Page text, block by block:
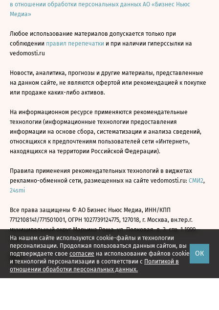
На нашем сайте используются cookie-файлы и технологии
персонализации. Продолжая пользоваться данным сайтом, вы
подтверждаете свое согласие на использование файлов cookie
и технологий персонализации в соответствии с Политикой в
отношении обработки персональных данных.
ОК
в отношении обработки персональных данных АО «Бизнес Ньюс
Медиа»
Любое использование материалов допускается только при
соблюдении правил перепечатки и при наличии гиперссылки на
vedomosti.ru
Новости, аналитика, прогнозы и другие материалы, представленные
на данном сайте, не являются офертой или рекомендацией к покупке
или продаже каких-либо активов.
На информационном ресурсе применяются рекомендательные
технологии (информационные технологии предоставления
информации на основе сбора, систематизации и анализа сведений,
относящихся к предпочтениям пользователей сети «Интернет»,
находящихся на территории Российской Федерации).
Правила применения рекомендательных технологий в виджетах
рекламно-обменной сети, размещенных на сайте vedomosti.ru: СМИ2,
24smi
Все права защищены © АО Бизнес Ньюс Медиа, ИНН/КПП
7712108141/771501001, ОГРН 1027739124775, 127018, г. Москва, вн.тер.г.
муниципальный округ Марьина Роща, ул. Полковая, д. 3, стр. 1 1999—
2026